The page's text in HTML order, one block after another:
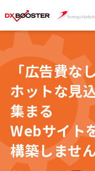
「広告費な
ホットな見
集まる
Webサイト
構築しませ